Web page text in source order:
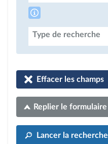
Type de recherche
Effacer les champs
Replier le formulaire
Lancer la recherche